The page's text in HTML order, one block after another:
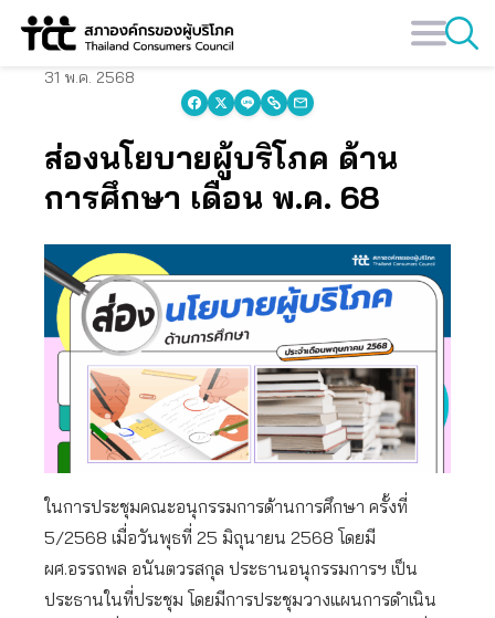
Skip
31 พ.ค. 2568
ส่องนโยบายผู้บริโภค ด้าน
การศึกษา เดือน พ.ค. 68
ในการประชุมคณะอนุกรรมการด้านการศึกษา ครั้งที่
5/2568 เมื่อวันพุธที่ 25 มิถุนายน 2568 โดยมี
ผศ.อรรถพล อนันตวรสกุล ประธานอนุกรรมการฯ เป็น
ประธานในที่ประชุม โดยมีการประชุมวางแผนการดำเนิน